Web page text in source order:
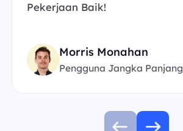
Pekerjaan Baik!
Morris Monahan
Pengguna Jangka Panjang